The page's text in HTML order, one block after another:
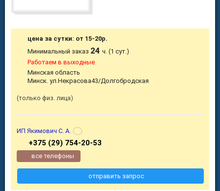
цена за сутки: от 15-20р.
Минимальный заказ 24ч. (1 сут.)
Работаем в выходные
Минская область
Минск. ул.Некрасова43/Долгобродская
только физ. лица
ИП Якимович С. А.
+375 (29) 754-20-53
все телефоны
отправить запрос